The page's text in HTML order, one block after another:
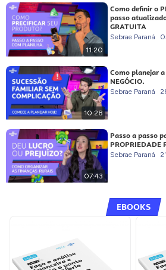
11:20
Como definir o
passo
GRATUITA
Sebrae Paraná
10:28
Como planejar a
NEGÓCIO.
Sebrae Paraná
07:43
Passo a passo
PROPRIEDADE
Sebrae Paraná
EBOOKS